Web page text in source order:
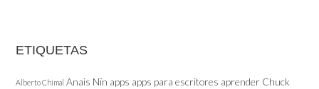
ETIQUETAS
Alberto Chimal Anais Nïn apps apps para escritores aprender Chuck